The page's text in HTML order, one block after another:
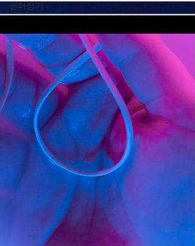
센터장기